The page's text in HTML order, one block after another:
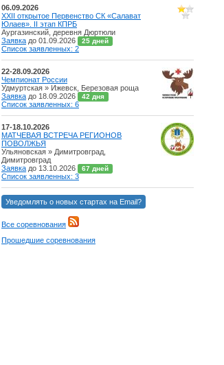
06.09.2026
XXII открытое Первенство СК «Салават
Юлаев». II этап КПРБ
Аургазинский, деревня Дюртюли
Заявка до 01.09.2026 25 дней
Список заявленных: 2
22-28.09.2026
Чемпионат России
Удмуртская » Ижевск, Березовая роща
Заявка до 18.09.2026 42 дня
Список заявленных: 6
17-18.10.2026
МАТЧЕВАЯ ВСТРЕЧА РЕГИОНОВ
ПОВОЛЖЬЯ
Ульяновская » Димитровград,
Димитровград
Заявка до 13.10.2026 67 дней
Список заявленных: 3
Уведомлять о новых стартах на Email?
Все соревнования
Прошедшие соревнования